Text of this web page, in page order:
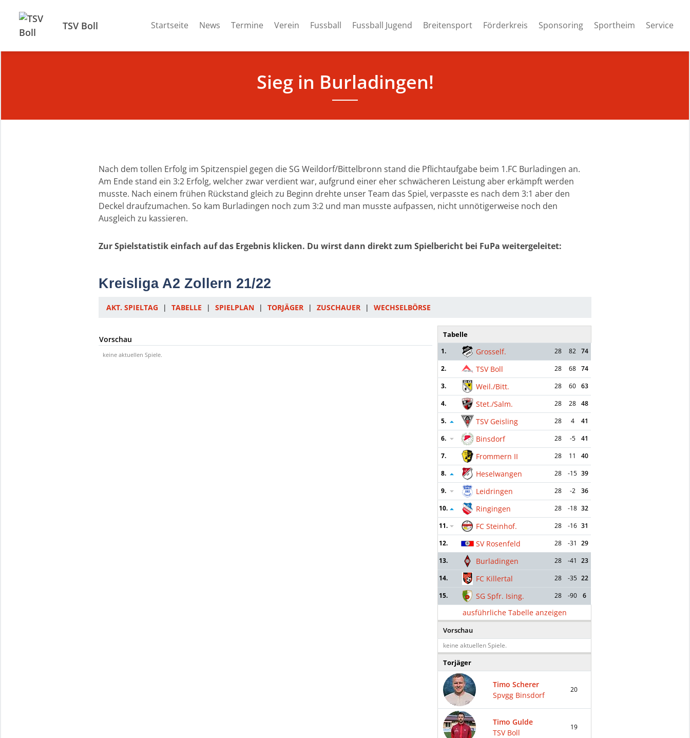
TSV Boll Startseite News Termine Verein Fussball Fussball Jugend Breitensport Förderkreis Sponsoring Sportheim Service
Sieg in Burladingen!
Nach dem tollen Erfolg im Spitzenspiel gegen die SG Weildorf/Bittelbronn stand die Pflichtaufgabe beim 1.FC Burladingen an.
Am Ende stand ein 3:2 Erfolg, welcher zwar verdient war, aufgrund einer eher schwächeren Leistung aber erkämpft werden
musste. Nach einem frühen Rückstand gleich zu Beginn drehte unser Team das Spiel, verpasste es nach dem 3:1 aber den
Deckel draufzumachen. So kam Burladingen noch zum 3:2 und man musste aufpassen, nicht unnötigerweise noch den
Ausgleich zu kassieren.
Zur Spielstatistik einfach auf das Ergebnis klicken. Du wirst dann direkt zum Spielbericht bei FuPa weitergeleitet:
Kreisliga A2 Zollern 21/22
AKT. SPIELTAG | TABELLE | SPIELPLAN | TORJÄGER | ZUSCHAUER | WECHSELBÖRSE
Tabelle
1. Grosself. 28 82 74
2.
TSV Boll 28 68 74
3.
Weil./Bitt. 28 60 63
4.
Stet./Salm. 28 28 48
5.
TSV Geisling 28 4
41
6.
Binsdorf 28 -5
41
7.
Frommern II 28 11
40
8.
Heselwangen 28 -15 39
9.
Leidringen 28 -2
36
10.
Ringingen 28 -18 32
11.
FC Steinhof. 28 -16 31
12.
SV Rosenfeld 28 -31 29
13.
Burladingen 28 -41 23
14.
FC Killertal 28 -35 22
15.
SG Spfr. Ising. 28 -90 6
ausführliche Tabelle anzeigen
Vorschau
keine aktuellen Spiele.
Torjäger
Timo Scherer
Spvgg Binsdorf
20
Timo Gulde
TSV Boll
19
Vorschau
keine aktuellen Spiele.